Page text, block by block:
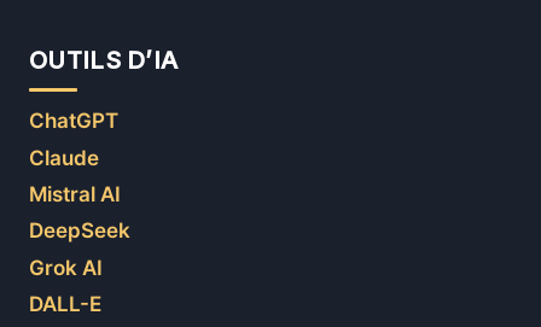
OUTILS D’IA
ChatGPT
Claude
Mistral AI
DeepSeek
Grok AI
DALL-E